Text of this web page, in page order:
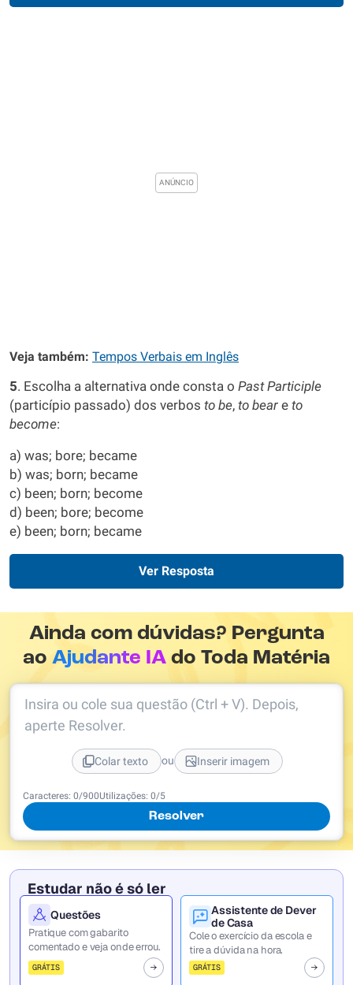
Veja também: Tempos Verbais em Inglês
5. Escolha a alternativa onde consta o Past Participle
(particípio passado) dos verbos to be, to bear e to
become:
a) was; bore; became
b) was; born; became
c) been; born; become
d) been; bore; become
e) been; born; became
Ver Resposta
Ainda com dúvidas? Pergunta
aoAjudante IA do Toda Matéria
Caracteres: 0/900Utilizações: 0/5
Resolver
Insira ou cole sua questão (Ctrl + V). Depois,
aperte Resolver.
Colar texto ou Inserir imagem
Estudar não é só ler
Questões
Pratique com gabarito
comentado e veja onde errou.
GRÁTIS
Assistente de Dever
de Casa
Cole o exercício da escola e
tire a dúvida na hora.
GRÁTIS